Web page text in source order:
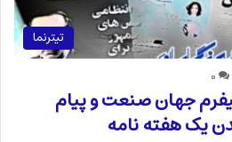
تیترنما
۰
جهان صنعت و پیام